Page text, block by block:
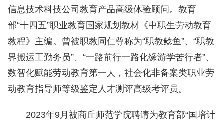
信息技术科技公司教育产品高级体验顾问。教育
部“十四五”职业教育国家规划教材《中职生劳动教育
教程》主编。曾被职教同仁尊称为“职教鲶鱼”、“职教
界搬运工勤务员”、“一路前行一路化缘游学苦行者”、
数智化赋能劳动教育第一人，社会化非备案类职业劳
动教育指导师等级鉴定人才测评高级考评员。
2023年9月被商丘师范学院聘请为教育部“国培计